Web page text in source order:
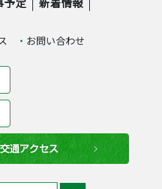
お問い合わせ